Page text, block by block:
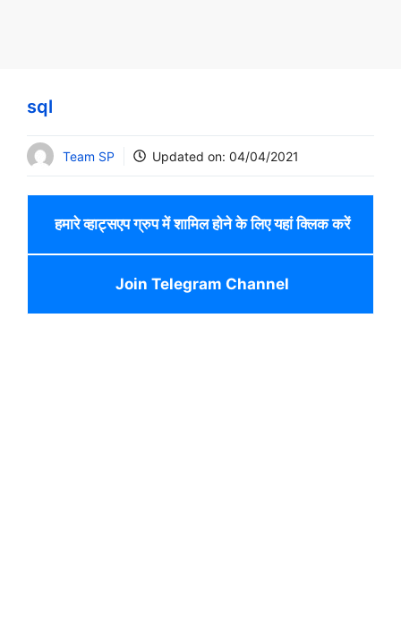
sql
Team SP Updated on: 04/04/2021
हमारे व्हाट्सएप ग्रुप में शामिल होने के लिए यहां क्लिक करें
Join Telegram Channel